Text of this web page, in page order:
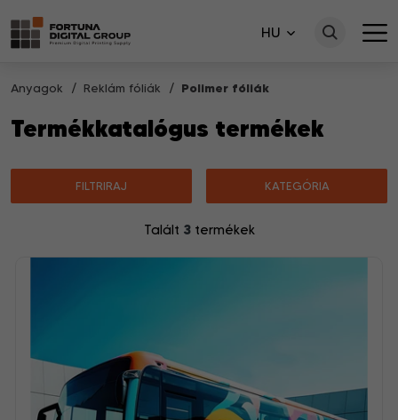
HU
Anyagok Reklám fóliák Polimer fóliák
Termékkatalógus termékek
FILTRIRAJ KATEGÓRIA
Talált 3termékek